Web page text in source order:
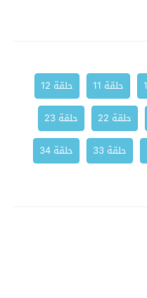
حلقة 11
حلقة 12
حلقة 22
حلقة 23
حلقة 33
حلقة 34